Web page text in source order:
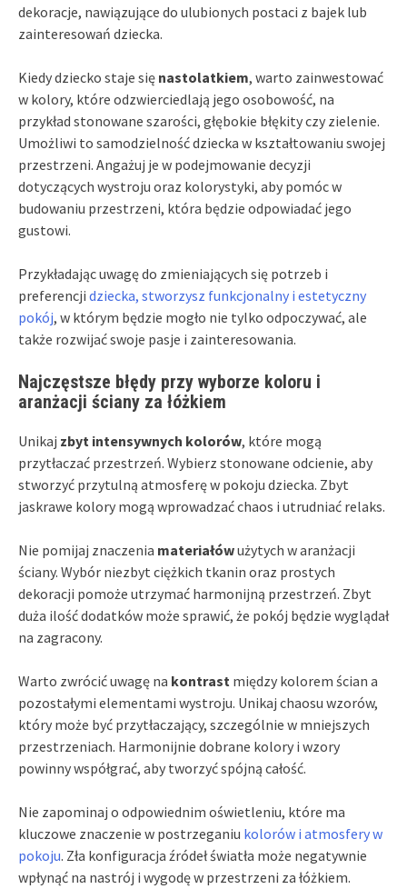
dekoracje, nawiązujące do ulubionych postaci z bajek lub
zainteresowań dziecka.
Kiedy dziecko staje się nastolatkiem, warto zainwestować
w kolory, które odzwierciedlają jego osobowość, na
przykład stonowane szarości, głębokie błękity czy zielenie.
Umożliwi to samodzielność dziecka w kształtowaniu swojej
przestrzeni. Angażuj je w podejmowanie decyzji
dotyczących wystroju oraz kolorystyki, aby pomóc w
budowaniu przestrzeni, która będzie odpowiadać jego
gustowi.
Przykładając uwagę do zmieniających się potrzeb i
preferencji dziecka, stworzysz funkcjonalny i estetyczny
pokój, w którym będzie mogło nie tylko odpoczywać, ale
także rozwijać swoje pasje i zainteresowania.
Najczęstsze błędy przy wyborze koloru i
aranżacji ściany za łóżkiem
Unikaj zbyt intensywnych kolorów, które mogą
przytłaczać przestrzeń. Wybierz stonowane odcienie, aby
stworzyć przytulną atmosferę w pokoju dziecka. Zbyt
jaskrawe kolory mogą wprowadzać chaos i utrudniać relaks.
Nie pomijaj znaczenia materiałówużytych w aranżacji
ściany. Wybór niezbyt ciężkich tkanin oraz prostych
dekoracji pomoże utrzymać harmonijną przestrzeń. Zbyt
duża ilość dodatków może sprawić, że pokój będzie wyglądał
na zagracony.
Warto zwrócić uwagę na kontrast między kolorem ścian a
pozostałymi elementami wystroju. Unikaj chaosu wzorów,
który może być przytłaczający, szczególnie w mniejszych
przestrzeniach. Harmonijnie dobrane kolory i wzory
powinny współgrać, aby tworzyć spójną całość.
Nie zapominaj o odpowiednim oświetleniu, które ma
kluczowe znaczenie w postrzeganiu kolorów i atmosfery w
pokoju. Zła konfiguracja źródeł światła może negatywnie
wpłynąć na nastrój i wygodę w przestrzeni za łóżkiem.